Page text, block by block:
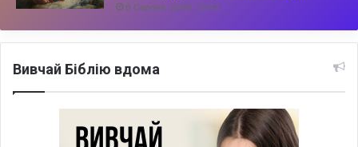
6 Серпня, 2026, 13:42
Вивчай Біблію вдома